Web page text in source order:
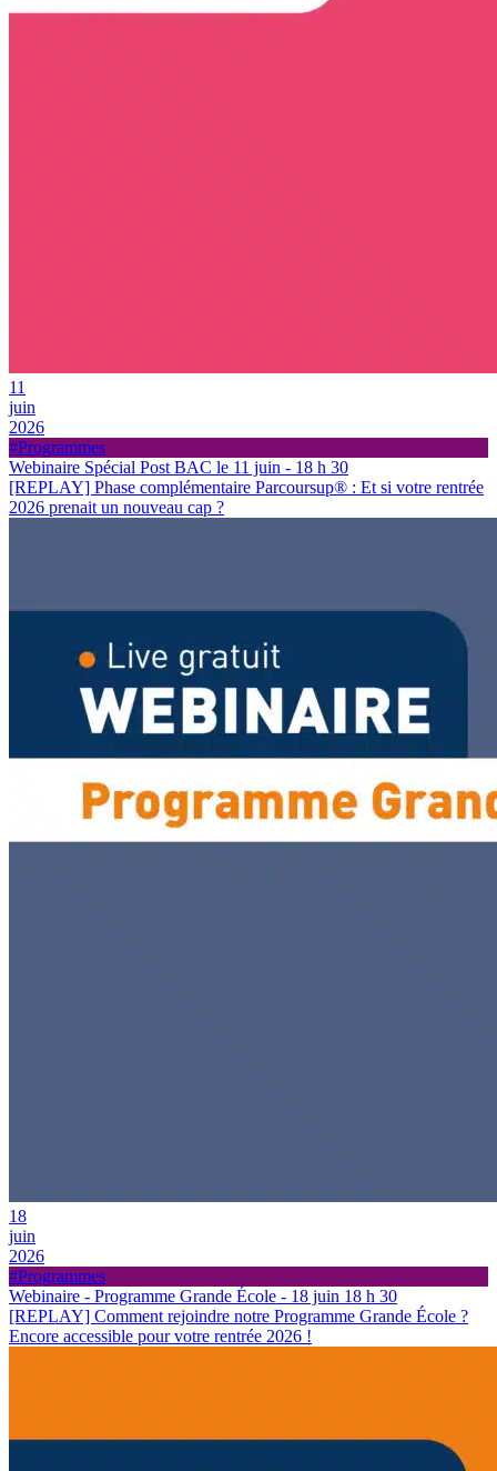
11
juin
2026
#Programmes
Webinaire Spécial Post BAC le 11 juin - 18 h 30
[REPLAY] Phase complémentaire Parcoursup® : Et si votre rentrée
2026 prenait un nouveau cap ?
18
juin
2026
#Programmes
Webinaire - Programme Grande École - 18 juin 18 h 30
[REPLAY] Comment rejoindre notre Programme Grande École ?
Encore accessible pour votre rentrée 2026 !